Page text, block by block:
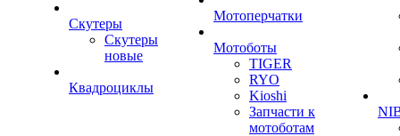
Скутеры
Скутеры
новые
Квадроциклы
Мотоперчатки
Мотоботы
TIGER
RYO
Kioshi
Запчасти к
мотоботам